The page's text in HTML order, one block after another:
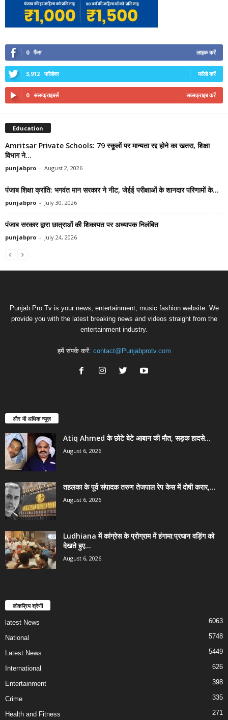
0 फैंस लाइक करें
3,912 फॉलोवर फॉलो करें
0 सब्सक्राइबर्स सब्सक्राइब करें
Education
Amritsar Private Schools: 79 स्कूलों पर मान्यता रद्द होने का खतरा, शिक्षा
विभाग ने...
punjabpro - August 2, 2026
पंजाब शिक्षा क्रांति: भगवंत मान सरकार ने नीट, जेईई परीक्षाओं के शानदार परिणामों के...
punjabpro - July 30, 2026
पंजाब सरकार द्वारा छात्राओं की शिकायत पर अध्यापक निलंबित
punjabpro - July 24, 2026
Punjab Pro Tv is your news, entertainment, music fashion website. We
provide you with the latest breaking news and videos straight from the
entertainment industry.
हमें संपर्क करें: contact@Punjabprotv.com
और भी अधिक न्यूज़
Atiq Ahmed के छोटे बेटे आबान की मौत, सड़क हादसे...
August 6, 2026
तहलका के पूर्व संपादक तरुण तेजपाल रेप केस में दोषी करार,...
August 6, 2026
Ludhiana में कांग्रेस के प्रोग्राम में हंगामा:प्रधान वड़िंग को
देखते हुए...
August 6, 2026
लोकप्रिय श्रेणी
latest News 6063
National 5748
Latest News 5449
International 626
Entertainment 398
Crime 335
Health and Fitness 271